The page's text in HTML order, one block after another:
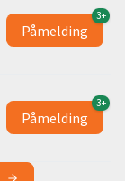
Påmelding
3+
Påmelding
3+